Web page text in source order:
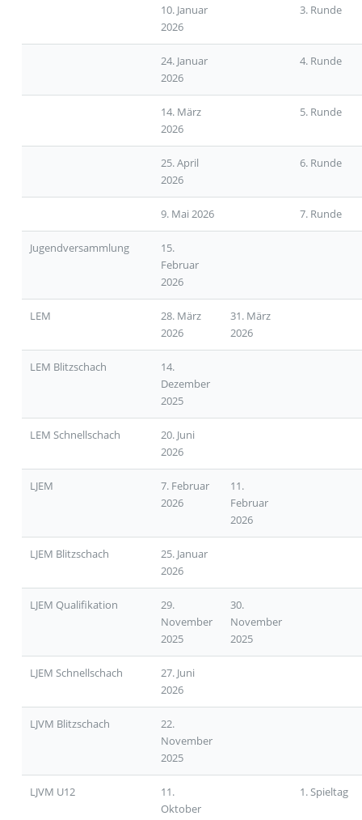
10. Januar
2026
3. Runde
24. Januar
2026
4. Runde
14. März
2026
5. Runde
25. April
2026
6. Runde
9. Mai 2026 7. Runde
Jugendversammlung
15.
Februar
2026
LEM
28. März
2026
31. März
2026
LEM Blitzschach
14.
Dezember
2025
LEM Schnellschach
20. Juni
2026
LJEM
7. Februar
2026
11.
Februar
2026
LJEM Blitzschach
25. Januar
2026
LJEM Qualifikation
29.
November
2025
30.
November
2025
LJEM Schnellschach
27. Juni
2026
LJVM Blitzschach
22.
November
2025
LJVM U12
11.
Oktober
1. Spieltag